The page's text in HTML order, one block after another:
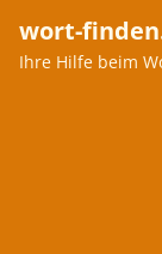
wort-
Ihre Hilfe beim